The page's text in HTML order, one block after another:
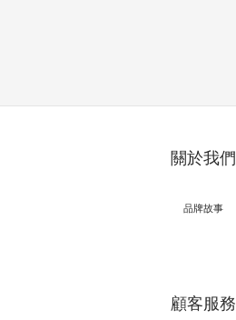
關於我們
品牌故事
顧客服務